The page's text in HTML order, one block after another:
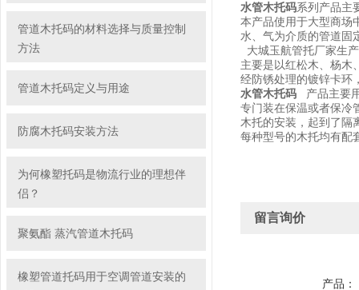
管道木托码的材料选择与质量控制
方法
管道木托码定义与用途
防腐木托码安装方法
为何橡塑托码是物流行业的理想伴
侣？
聚氨酯 蒸汽管道木托码
橡塑管道托码用于空调管道安装的
水管木托码系列产品主
本产品使用于大型商场
水、气为介质的管道固
大城玉航管托厂家生
主要是以红松木、杨木
经防锈处理的镀锌卡环
水管木托码 产品主要
专门装在保温或者保冷
木托的安装，起到了隔
每种型号的木托均有
留言询价
产品：